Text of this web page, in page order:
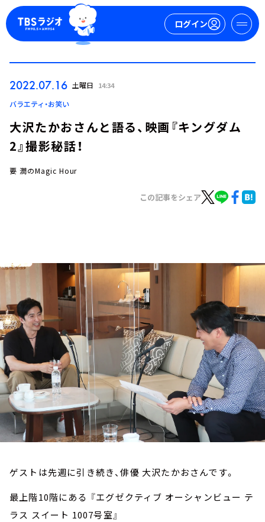
ログイン
ログイン
お知らせ
イベント・グッズ
YouTube
会社情報
2022.07.16 土曜日 14:34
バラエティ・お笑い
大沢たかおさんと語る、映画『キングダム
2』撮影秘話！
要 潤のMagic Hour
この記事をシェア
ゲストは先週に引き続き、俳優 大沢たかおさんです。
最上階10階にある 『エグゼクティブ オーシャンビュー テ
ラス スイート 1007号室』